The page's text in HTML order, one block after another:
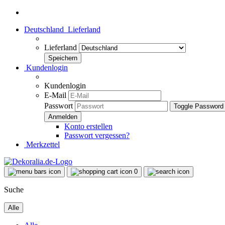
Deutschland Lieferland
Lieferland
Kundenlogin
Kundenlogin
E-Mail
Passwort
Toggle
Konto erstellen
Passwort vergessen?
Merkzettel
0
Suche
Alle